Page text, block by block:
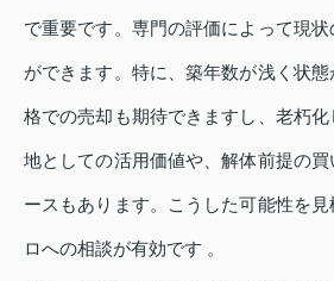
で重要です。専門の評価によって現
ができます。特に、築年数が浅く状
格での売却も期待できますし、老朽
地としての活用価値や、解体前提の
ースもあります。こうした可能性を
ロへの相談が有効です 。